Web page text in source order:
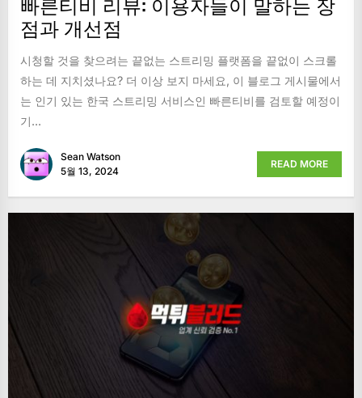
점과 개선점
시청할 것을 찾으려는 끝없는 스트리밍 플랫폼을 끝없이 스크롤
하는 데 지치셨나요? 더 이상 보지 마세요, 이 블로그 게시물에서
는 인기 있는 한국 스트리밍 서비스인 빠른티비를 검토할 예정이
기...
Sean Watson
5월 13, 2024
READ MORE